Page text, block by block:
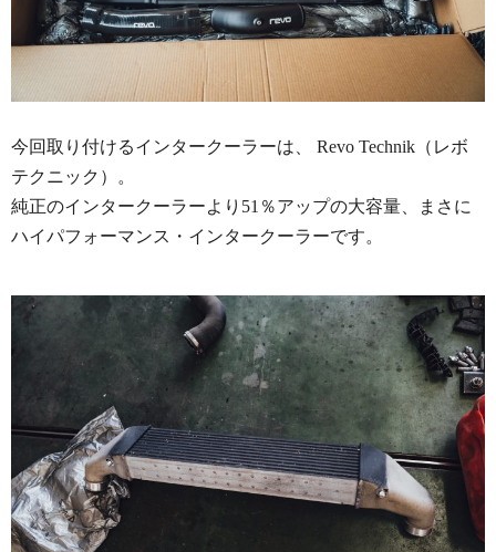
今回取り付けるインタークーラーは、 Revo Technik（レボ
テクニック）。
純正のインタークーラーより51％アップの大容量、まさに
ハイパフォーマンス・インタークーラーです。